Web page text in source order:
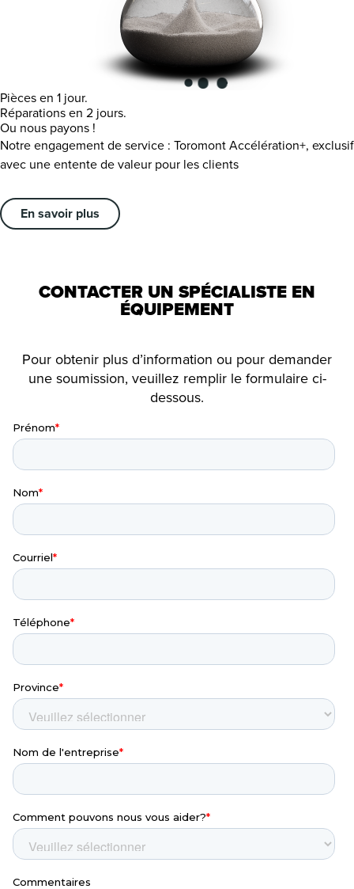
Pièces en 1 jour.
Réparations en 2 jours.
Ou nous payons !
Notre engagement de service : Toromont Accélération+, exclusif
avec une entente de valeur pour les clients
En savoir plus
CONTACTER UN SPÉCIALISTE EN
ÉQUIPEMENT
Pour obtenir plus d’information ou pour demander
une soumission, veuillez remplir le formulaire ci-
dessous.